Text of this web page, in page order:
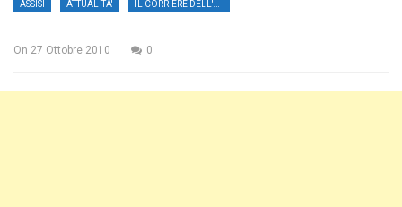
ASSISI ATTUALITA'
On 27 Ottobre 2010 0